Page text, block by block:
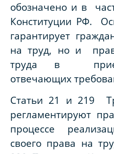
обозначено и в
Конституции РФ.
гарантирует
на труд, но и
труда в
отвечающих
Статьи 21 и 219
регламентируют
процессе
своего права на